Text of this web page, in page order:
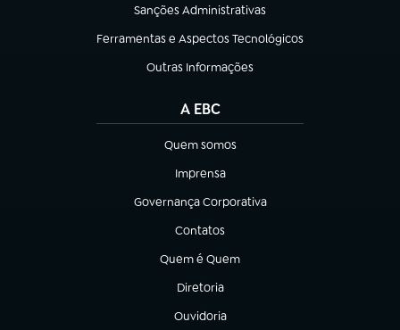
Sanções Administrativas
(abre em nova aba)
Ferramentas e Aspectos Tecnológicos
(abre em nova aba)
Outras Informações
(abre em nova aba)
A EBC
Quem somos
(abre em nova aba)
Imprensa
(abre em nova aba)
Governança Corporativa
(abre em nova aba)
Contatos
(abre em nova aba)
Quem é Quem
(abre em nova aba)
Diretoria
(abre em nova aba)
Ouvidoria
(abre em nova aba)